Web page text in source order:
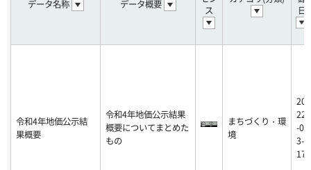
データ名称 データ概要
ス
日
令和4年地価公示結
果概要
令和4年地価公示結果
概要についてまとめた
もの
まちづくり・環
境
20
22
-0
3-
17